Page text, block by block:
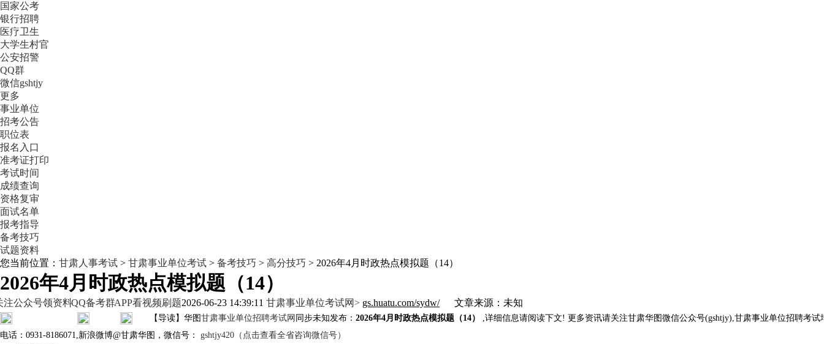
国家公考
银行招聘
医疗卫生
大学生村官
公安招警
QQ群
微信gshtjy
更多
事业单位
招考公告
职位表
报名入口
准考证打印
考试时间
成绩查询
资格复审
面试名单
报考指导
备考技巧
试题资料
您当前位置： 甘肃人事考试 > 甘肃事业单位考试 > 备考技巧 > 高分技巧 > 2026年4月时政热点模拟题（14）
2026年4月时政热点模拟题（14）
2026-06-23 14:39:11 甘肃事业单位考试网> gs.huatu.com/sydw/
注公众号领资料QQ备考群APP看视频刷题 文章来源：未知
【导读】华图 甘肃事业单位招聘考试网 同步未知发布： 2026年4月时政热点模拟题（14）
,详细信息请阅读下文! 更多资讯请关注甘肃华图微信公众号(gshtjy),甘肃事业单位招聘考试
电话：0931-8186071,新浪微博@甘肃华图，微信号： gshtjy420（点击查看全省咨询微信号）